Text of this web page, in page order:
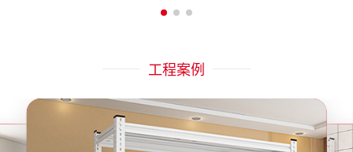
工程案例